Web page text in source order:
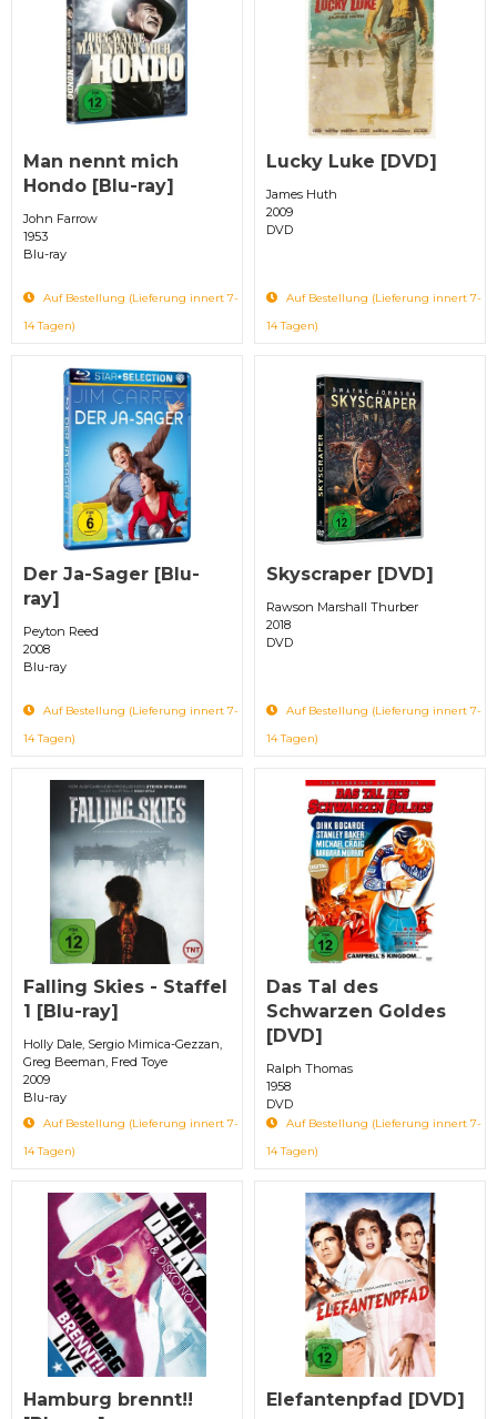
Man nennt mich
Hondo [Blu-ray]
John Farrow
1953
Blu-ray
Auf Bestellung (Lieferung innert 7-
14 Tagen)
Lucky Luke [DVD]
James Huth
2009
DVD
Auf Bestellung (Lieferung innert 7-
14 Tagen)
Der Ja-Sager [Blu-
ray]
Peyton Reed
2008
Blu-ray
Auf Bestellung (Lieferung innert 7-
14 Tagen)
Skyscraper [DVD]
Rawson Marshall Thurber
2018
DVD
Auf Bestellung (Lieferung innert 7-
14 Tagen)
Falling Skies - Staffel
1 [Blu-ray]
Holly Dale, Sergio Mimica-Gezzan,
Greg Beeman, Fred Toye
2009
Blu-ray
Auf Bestellung (Lieferung innert 7-
14 Tagen)
Das Tal des
Schwarzen Goldes
[DVD]
Ralph Thomas
1958
DVD
Auf Bestellung (Lieferung innert 7-
14 Tagen)
Hamburg brennt!!
Elefantenpfad [DVD]